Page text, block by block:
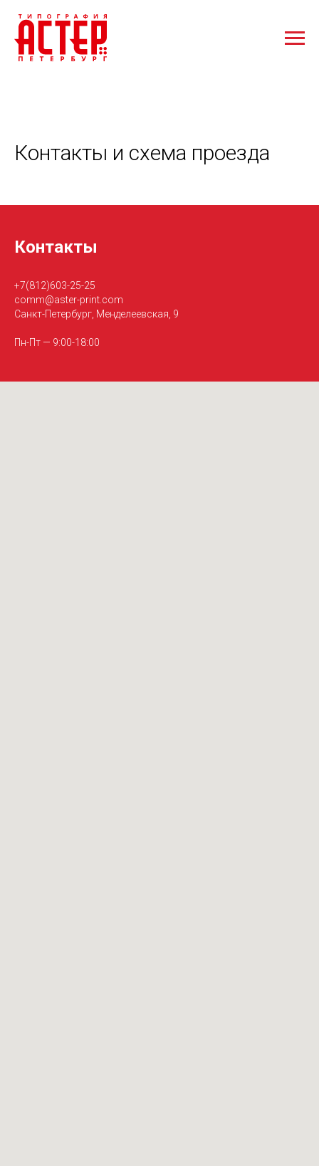
Контакты и схема проезда
Контакты
+7(812)603-25-25
comm@aster-print.com
Санкт-Петербург, Менделеевская, 9
Пн-Пт — 9:00-18:00